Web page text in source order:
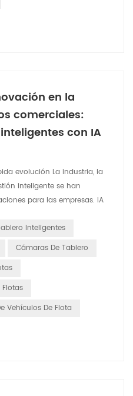
en la
comerciales:
con IA
evolución La industria, la
inteligente se han
para las empresas. IA
comerciales,
para flotas operaciones. Las
Inteligentes
Cámaras De Tablero
Flotas
Vehículos De Flota